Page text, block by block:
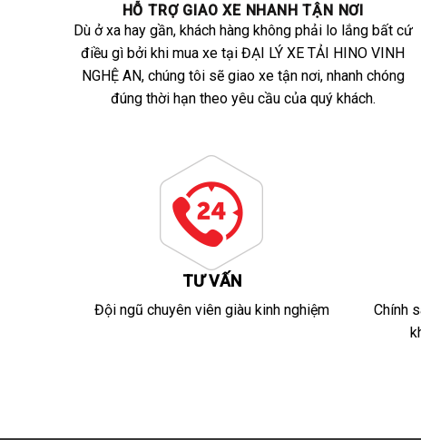
HỖ TRỢ GIAO XE NHANH TẬN NƠI
Dù ở xa hay gần, khách hàng không phải lo lắng bất cứ
điều gì bởi khi mua xe tại ĐẠI LÝ XE TẢI HINO VINH
NGHỆ AN, chúng tôi sẽ giao xe tận nơi, nhanh chóng
đúng thời hạn theo yêu cầu của quý khách.
TƯ VẤN
Đội ngũ chuyên viên giàu kinh nghiệm
Chính